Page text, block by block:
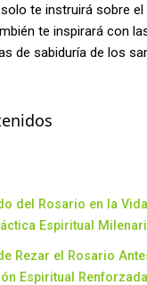
te instruirá sobre
te inspirará con
de sabiduría de los
del Rosario en la
Espiritual
Rezar el Rosario
Espiritual Renforzada